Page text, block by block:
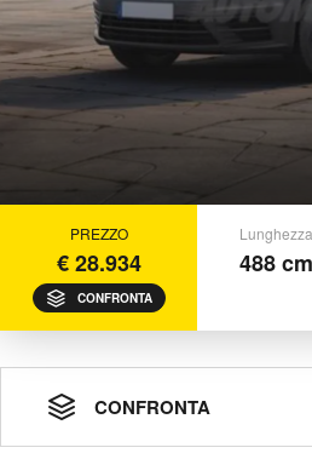
PREZZO
€ 28.934
CONFRONTA
Lunghezza
488 cm
CONFRONTA